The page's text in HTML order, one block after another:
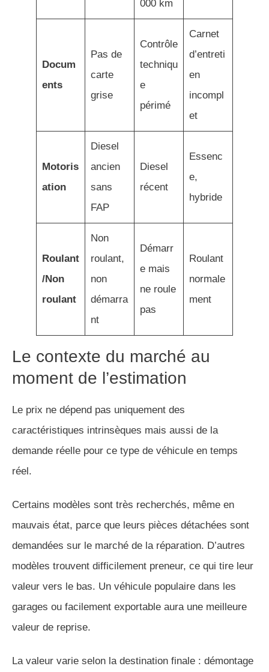
000 km
Docum
ents
Pas de
carte
grise
Contrôle
techniqu
e
périmé
Carnet
d’entreti
en
incompl
et
Motoris
ation
Diesel
ancien
sans
FAP
Diesel
récent
Essenc
e,
hybride
Roulant
/Non
roulant
Non
roulant,
non
démarra
nt
Démarr
e mais
ne roule
pas
Roulant
normale
ment
Le contexte du marché au
moment de l’estimation
Le prix ne dépend pas uniquement des
caractéristiques intrinsèques mais aussi de la
demande réelle pour ce type de véhicule en temps
réel.
Certains modèles sont très recherchés, même en
mauvais état, parce que leurs pièces détachées sont
demandées sur le marché de la réparation. D’autres
modèles trouvent difficilement preneur, ce qui tire leur
valeur vers le bas. Un véhicule populaire dans les
garages ou facilement exportable aura une meilleure
valeur de reprise.
La valeur varie selon la destination finale : démontage